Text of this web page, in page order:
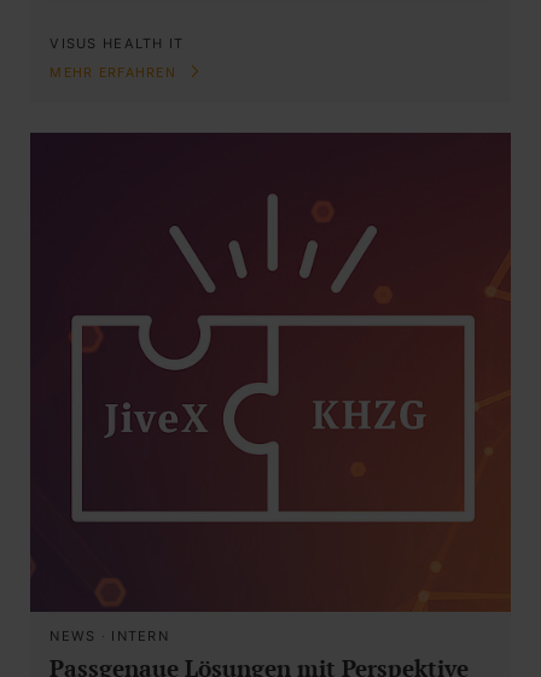
VISUS HEALTH IT
MEHR ERFAHREN
NEWS · INTERN
Passgenaue Lösungen mit Perspektive